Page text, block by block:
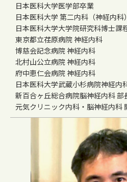
日本医科大学医学部卒業
日本医科大学 第二内科（神経内科
日本医科大学大学院研究科博士課
東京都立荏原病院 神経内科
博慈会記念病院 神経内科
北村山公立病院 神経内科
府中恵仁会病院 神経内科
日本医科大学武蔵小杉病院神経内
新百合ヶ丘総合病院脳神経内科 部
元気クリニック内科・脳神経内科